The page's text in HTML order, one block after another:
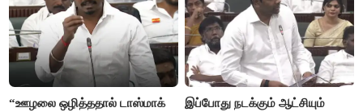
“ஊழலை ஒழித்ததால் டாஸ்மாக்
இப்போது நடக்கும் ஆட்சியும்